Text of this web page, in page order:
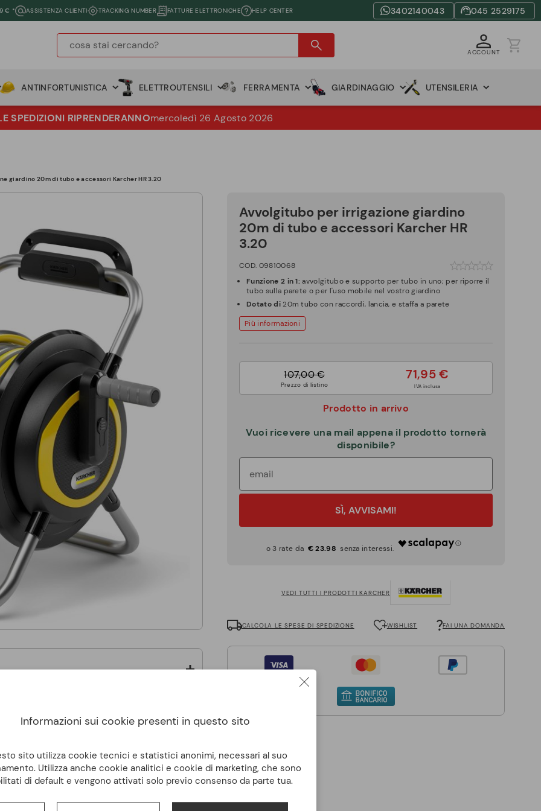
€ * ASSISTENZA CLIENTI TRACKING NUMBER FATTURE ELETTRONICHE HELP CENTER 3402140043 045 2529175
ACCOUNT
ANTINFORTUNISTICA ELETTROUTENSILI FERRAMENTA GIARDINAGGIO UTENSILERIA
SPEDIZIONI RIPRENDERANNOmercoledì 26 Agosto 2026
giardino 20m di tubo e accessori Karcher HR 3.20
Avvolgitubo per irrigazione giardino
20m di tubo e accessori Karcher HR
3.20
COD. 09810068
Funzione 2 in 1:avvolgitubo e supporto per tubo in uno; per riporre il
tubo sulla parete o per l'uso mobile nel vostro giardino
Dotato di20m tubo con raccordi, lancia, e staffa a parete
Più informazioni
107,00 €
Prezzo di listino
71,95 €
IVA inclusa
Prodotto in arrivo
Vuoi ricevere una mail appena il prodotto tornerà
disponibile?
SÌ, AVVISAMI!
€ 23.98
VEDI TUTTI I PRODOTTI KARCHER
CALCOLA LE SPESE DI SPEDIZIONE WISHLIST FAI UNA DOMANDA
Informazioni sui cookie presenti in questo sito
sito utilizza cookie tecnici e statistici anonimi, necessari al suo
Utilizza anche cookie analitici e cookie di marketing, che sono
di default e vengono attivati solo previo consenso da parte tua.